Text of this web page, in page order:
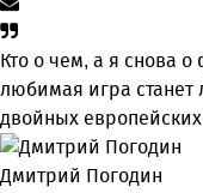
Кто о чем, а я снова
любимая игра станет
двойных европейских
Дмитрий Погодин